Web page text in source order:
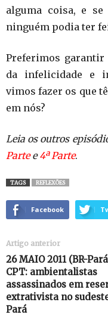
alguma coisa, e
ninguém podia ter
Preferimos garantir
da infelicidade e
vimos fazer os que
em nós?
Leia os outros
Partee4ª Parte.
TAGS REFLEXÕES
Facebook
Artigo anterior
26 MAIO 2011 (BR-
CPT: ambientalistas
assassinados em
extrativista no
Pará